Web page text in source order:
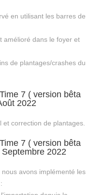
en utilisant les barres de
dans le foyer et
de plantages/crashes du
7 ( version bêta
2022
correction de plantages.
7 ( version bêta
2022
avons implémenté les